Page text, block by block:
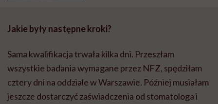
Jakie były następne kroki?
Sama kwalifikacja trwała kilka dni. Przeszłam
wszystkie badania wymagane przez NFZ, spędziłam
cztery dni na oddziale w Warszawie. Później musiałam
jeszcze dostarczyć zaświadczenia od stomatologa i